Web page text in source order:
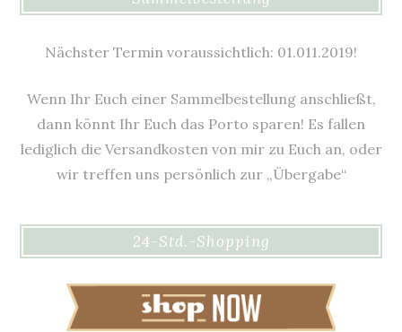
Nächster Termin voraussichtlich: 01.011.2019!
Wenn Ihr Euch einer Sammelbestellung anschließt,
dann könnt Ihr Euch das Porto sparen! Es fallen
lediglich die Versandkosten von mir zu Euch an, oder
wir treffen uns persönlich zur „Übergabe“
24-Std.-Shopping